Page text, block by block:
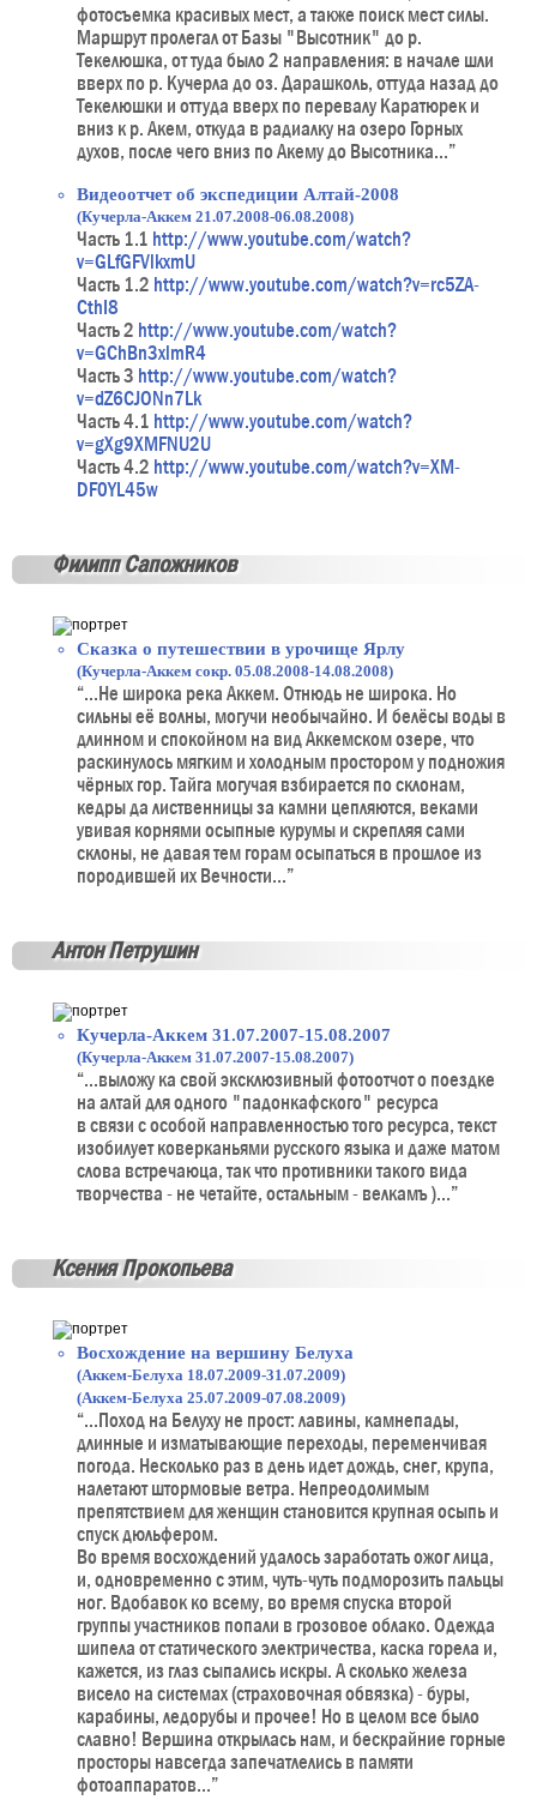
фотосъемка красивых мест, а также поиск мест силы.
Маршрут пролегал от Базы "Высотник" до р.
Текелюшка, от туда было 2 направления: в начале шли
вверх по р. Кучерла до оз. Дарашколь, оттуда назад до
Текелюшки и оттуда вверх по перевалу Каратюрек и
вниз к р. Акем, откуда в радиалку на озеро Горных
духов, после чего вниз по Акему до Высотника...”
Видеоотчет об экспедиции Алтай-2008
(Кучерла-Аккем 21.07.2008-06.08.2008)
Часть 1.1 http://www.youtube.com/watch?
v=GLfGFVlkxmU
Часть 1.2 http://www.youtube.com/watch?v=rc5ZA-
CthI8
Часть 2 http://www.youtube.com/watch?
v=GChBn3xlmR4
Часть 3 http://www.youtube.com/watch?
v=dZ6CJONn7Lk
Часть 4.1 http://www.youtube.com/watch?
v=gXg9XMFNU2U
Часть 4.2 http://www.youtube.com/watch?v=XM-
DF0YL45w
Филипп Сапожников
Сказка о путешествии в урочище Ярлу
(Кучерла-Аккем сокр. 05.08.2008-14.08.2008)
“...Не широка река Аккем. Отнюдь не широка. Но
сильны её волны, могучи необычайно. И белёсы воды в
длинном и спокойном на вид Аккемском озере, что
раскинулось мягким и холодным простором у подножия
чёрных гор. Тайга могучая взбирается по склонам,
кедры да лиственницы за камни цепляются, веками
увивая корнями осыпные курумы и скрепляя сами
склоны, не давая тем горам осыпаться в прошлое из
породившей их Вечности...”
Антон Петрушин
Кучерла-Аккем 31.07.2007-15.08.2007
(Кучерла-Аккем 31.07.2007-15.08.2007)
“...выложу ка свой эксклюзивный фотоотчот о поездке
на алтай для одного "падонкафского" ресурса
в связи с особой направленностью того ресурса, текст
изобилует коверканьями русского языка и даже матом
слова встречаюца, так что противники такого вида
творчества - не четайте, остальным - велкамъ )...”
Ксения Прокопьева
Восхождение на вершину Белуха
(Аккем-Белуха 18.07.2009-31.07.2009)
(Аккем-Белуха 25.07.2009-07.08.2009)
“...Поход на Белуху не прост: лавины, камнепады,
длинные и изматывающие переходы, переменчивая
погода. Несколько раз в день идет дождь, снег, крупа,
налетают штормовые ветра. Непреодолимым
препятствием для женщин становится крупная осыпь и
спуск дюльфером.
Во время восхождений удалось заработать ожог лица,
и, одновременно с этим, чуть-чуть подморозить пальцы
ног. Вдобавок ко всему, во время спуска второй
группы участников попали в грозовое облако. Одежда
шипела от статического электричества, каска горела и,
кажется, из глаз сыпались искры. А сколько железа
висело на системах (страховочная обвязка) - буры,
карабины, ледорубы и прочее! Но в целом все было
славно! Вершина открылась нам, и бескрайние горные
просторы навсегда запечатлелись в памяти
фотоаппаратов...”